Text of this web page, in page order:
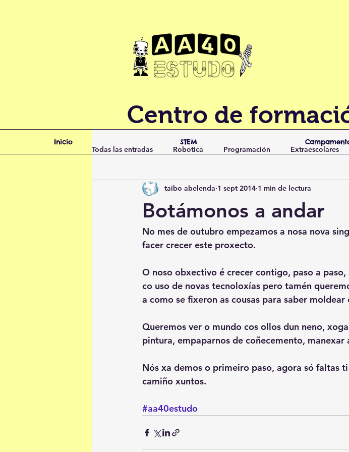
Centro de
Todas las entradas Robotica Programación Extraescolares
campamento Vilagarcía
Botámonos a andar
taibo abelenda 1 sept 2014 1 min de lectura
No mes de outubro empezamos a nosa nova
facer crecer este proxecto.
O noso obxectivo é crecer contigo, paso a
co uso de novas tecnoloxías pero tamén
a como se fixeron as cousas para saber
Queremos ver o mundo cos ollos dun neno,
pintura, empaparnos de coñecemento,
Nós xa demos o primeiro paso, agora só faltas
camiño xuntos.
#aa40estudo
Inicio STEM